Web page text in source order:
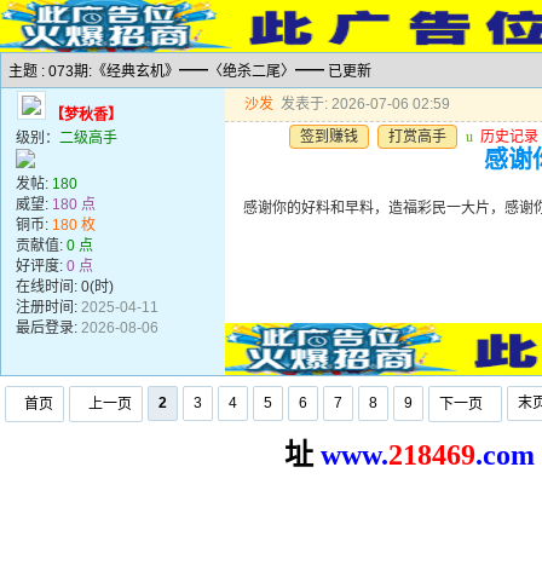
主题 : 073期:《经典玄机》━━〈绝杀二尾〉━━ 已更新
【梦秋香】
级别： 二级高手
发帖: 180
威望: 180 点
铜币: 180 枚
贡献值: 0 点
好评度: 0 点
在线时间: 0(时)
注册时间: 2025-04-11
最后登录: 2026-08-06
沙发 发表于: 2026-07-06 02:59
签到赚钱
打赏高手 u 历史记录
感谢
感谢你的好料和早料，造福彩民一大片，感谢
首页 上一页 2 3 4 5 6 7 8 9 下一页 末
址 www.218469.com